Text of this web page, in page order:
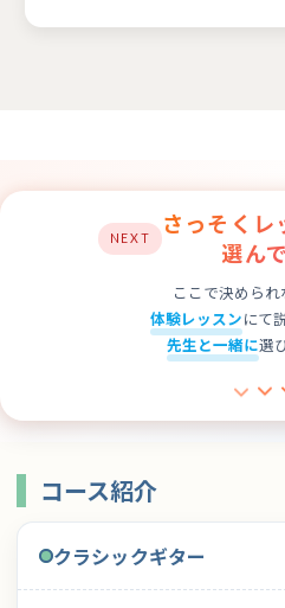
NEXT
さっそくレ
選ん
ここで決められ
体験レッスン にて
先生と一緒に選
コース紹介
クラシックギター